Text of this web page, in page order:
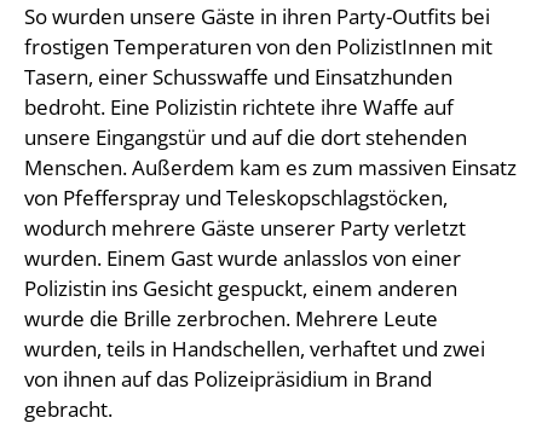
So wurden unsere Gäste in ihren Party-Outfits bei
frostigen Temperaturen von den PolizistInnen mit
Tasern, einer Schusswaffe und Einsatzhunden
bedroht. Eine Polizistin richtete ihre Waffe auf
unsere Eingangstür und auf die dort stehenden
Menschen. Außerdem kam es zum massiven Einsatz
von Pfefferspray und Teleskopschlagstöcken,
wodurch mehrere Gäste unserer Party verletzt
wurden. Einem Gast wurde anlasslos von einer
Polizistin ins Gesicht gespuckt, einem anderen
wurde die Brille zerbrochen. Mehrere Leute
wurden, teils in Handschellen, verhaftet und zwei
von ihnen auf das Polizeipräsidium in Brand
gebracht.